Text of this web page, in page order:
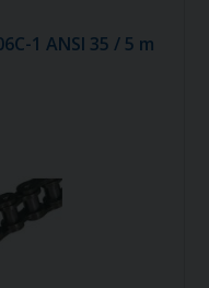
1 ANSI 35 / 5 m